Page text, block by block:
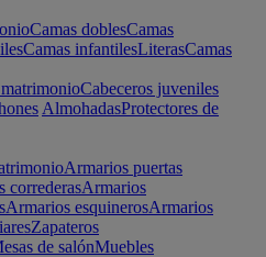
Camas doblesCamas
Camas infantilesLiterasCamas
Cabeceros juveniles
AlmohadasProtectores de
Armarios puertas
correderasArmarios
Armarios esquinerosArmarios
Zapateros
de salónMuebles